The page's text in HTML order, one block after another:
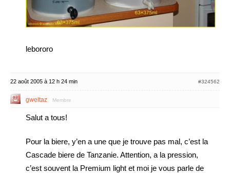
lebororo
22 août 2005 à 12 h 24 min #324562
gweltaz Membre
Salut a tous!
Pour la biere, y’en a une que je trouve pas mal, c’est la
Cascade biere de Tanzanie. Attention, a la pression,
c’est souvent la Premium light et moi je vous parle de